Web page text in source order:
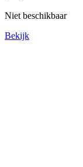
Niet beschikbaar
Bekijk